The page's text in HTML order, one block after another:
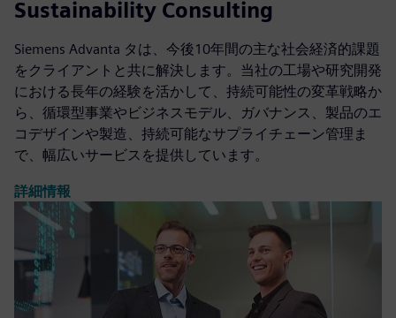
Sustainability Consulting
Siemens Advanta タは、今後10年間の主な社会経済的課題
をクライアントと共に解決します。当社の工場や研究開発
における長年の経験を活かして、持続可能性の変革戦略か
ら、循環型事業やビジネスモデル、ガバナンス、製品のエ
コデザインや製造、持続可能なサプライチェーン管理ま
で、幅広いサービスを提供しています。
詳細情報